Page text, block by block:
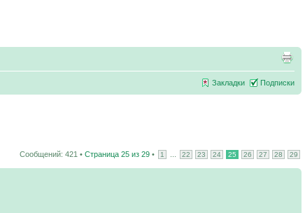
Закладки Подписки
Сообщений: 421 • Страница 25 из 29 • 1 22 23 24 25 26 27 28 29